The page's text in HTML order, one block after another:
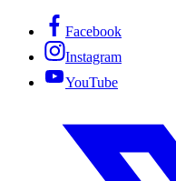
Facebook
Instagram
YouTube